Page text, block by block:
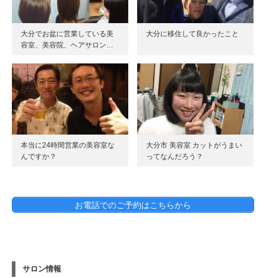
大分でお盆に営業している美
容室、美容院、ヘアサロン…
大分に移住して良かったこと
本当に24時間営業の美容室な
んですか？
大分市 美容室 カットがうまい
ってなんだろう？
お電話でのご予約はこちらから
サロン情報